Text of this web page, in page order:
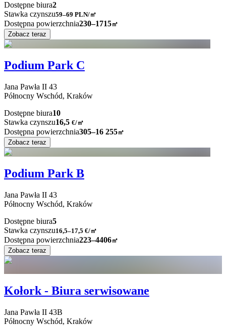
Dostępne biura2
Stawka czynszu59–69 PLN/㎡
Dostępna powierzchnia230–1715㎡
Zobacz teraz
Podium Park C
Jana Pawła II 43
Północny Wschód, Kraków
Dostępne biura10
Stawka czynszu16,5 €/㎡
Dostępna powierzchnia305–16 255㎡
Zobacz teraz
Podium Park B
Jana Pawła II 43
Północny Wschód, Kraków
Dostępne biura5
Stawka czynszu16,5–17,5 €/㎡
Dostępna powierzchnia223–4406㎡
Zobacz teraz
Kołork - Biura serwisowane
Jana Pawła II 43B
Północny Wschód, Kraków